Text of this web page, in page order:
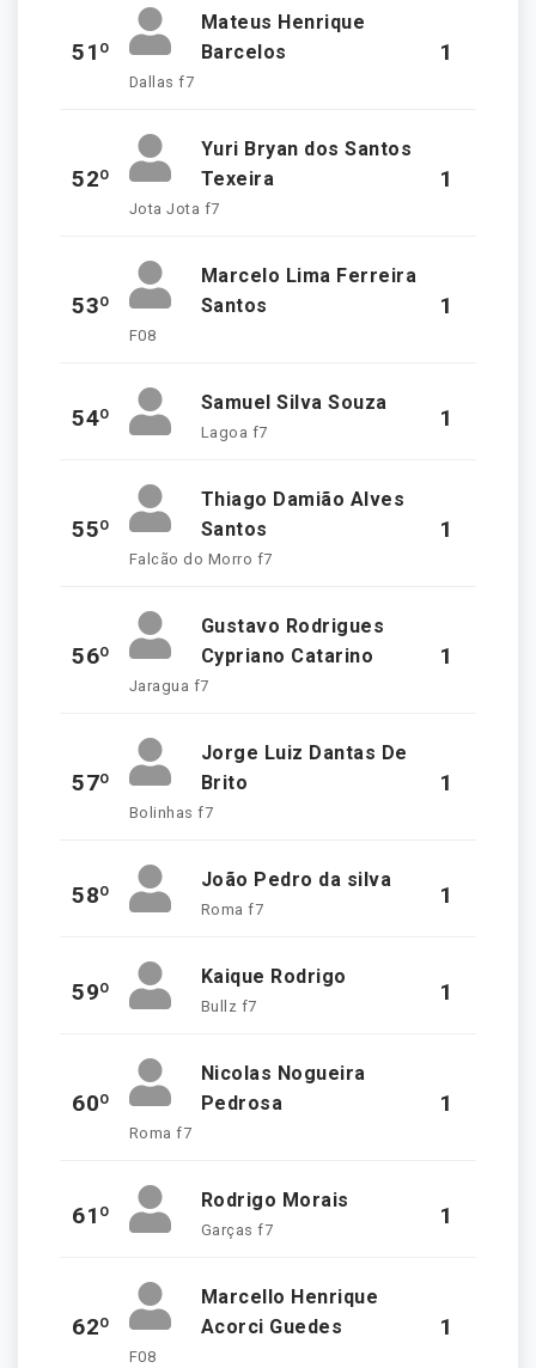
51º
Mateus Henrique
Barcelos
Dallas f7
1
52º
Yuri Bryan dos Santos
Texeira
Jota Jota f7
1
53º
Marcelo Lima Ferreira
Santos
F08
1
54º
Samuel Silva Souza
Lagoa f7
1
55º
Thiago Damião Alves
Santos
Falcão do Morro f7
1
56º
Gustavo Rodrigues
Cypriano Catarino
Jaragua f7
1
57º
Jorge Luiz Dantas De
Brito
Bolinhas f7
1
58º
João Pedro da silva
Roma f7
1
59º
Kaique Rodrigo
Bullz f7
1
60º
Nicolas Nogueira
Pedrosa
Roma f7
1
61º
Rodrigo Morais
Garças f7
1
62º
Marcello Henrique
Acorci Guedes
F08
1